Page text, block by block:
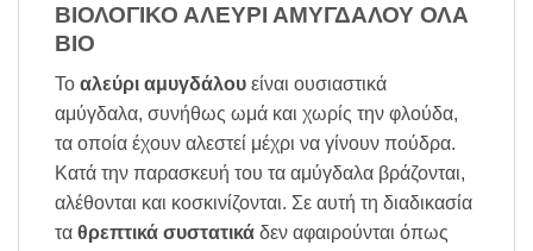
ΒΙΟΛΟΓΙΚΟ ΑΛΕΥΡΙ ΑΜΥΓΔΑΛΟΥ ΟΛΑ
BIO
Το αλεύρι αμυγδάλου είναι ουσιαστικά
αμύγδαλα, συνήθως ωμά και χωρίς την φλούδα,
τα οποία έχουν αλεστεί μέχρι να γίνουν πούδρα.
Κατά την παρασκευή του τα αμύγδαλα βράζονται,
αλέθονται και κοσκινίζονται. Σε αυτή τη διαδικασία
τα θρεπτικά συστατικά δεν αφαιρούνται όπως